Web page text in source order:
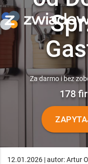
Za darmo i bez
178
12.01.2026 | autor: Artur